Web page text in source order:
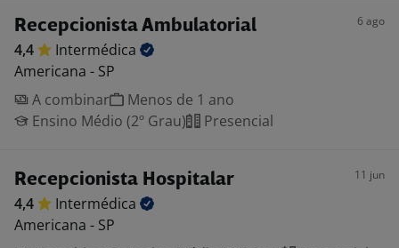
Recepcionista Ambulatorial 6 ago
4,4
Intermédica
Americana - SP
A combinar
Menos de 1 ano
Ensino Médio (2º Grau)
Presencial
Recepcionista Hospitalar 11 jun
4,4
Intermédica
Americana - SP